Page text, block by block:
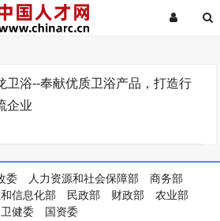
卫浴--奉献优质卫浴产品，打造行
企业
委 人力资源和社会保障部
商务部
信息化部 民政部 财政部
农业部
卫健委
国资委